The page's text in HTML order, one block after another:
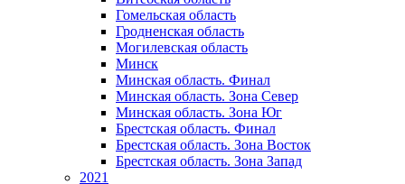
Гомельская область
Гродненская область
Могилевская область
Минск
Mинская область. Финал
Минская область. Зона Север
Минская область. Зона Юг
Брестская область. Финал
Брестская область. Зона Восток
Брестская область. Зона Запад
2021